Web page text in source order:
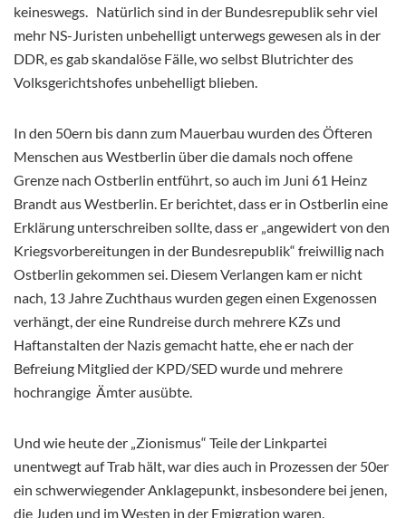
keineswegs. Natürlich sind in der Bundesrepublik sehr viel
mehr NS-Juristen unbehelligt unterwegs gewesen als in der
DDR, es gab skandalöse Fälle, wo selbst Blutrichter des
Volksgerichtshofes unbehelligt blieben.
In den 50ern bis dann zum Mauerbau wurden des Öfteren
Menschen aus Westberlin über die damals noch offene
Grenze nach Ostberlin entführt, so auch im Juni 61 Heinz
Brandt aus Westberlin. Er berichtet, dass er in Ostberlin eine
Erklärung unterschreiben sollte, dass er „angewidert von den
Kriegsvorbereitungen in der Bundesrepublik“ freiwillig nach
Ostberlin gekommen sei. Diesem Verlangen kam er nicht
nach, 13 Jahre Zuchthaus wurden gegen einen Exgenossen
verhängt, der eine Rundreise durch mehrere KZs und
Haftanstalten der Nazis gemacht hatte, ehe er nach der
Befreiung Mitglied der KPD/SED wurde und mehrere
hochrangige Ämter ausübte.
Und wie heute der „Zionismus“ Teile der Linkpartei
unentwegt auf Trab hält, war dies auch in Prozessen der 50er
ein schwerwiegender Anklagepunkt, insbesondere bei jenen,
die Juden und im Westen in der Emigration waren.